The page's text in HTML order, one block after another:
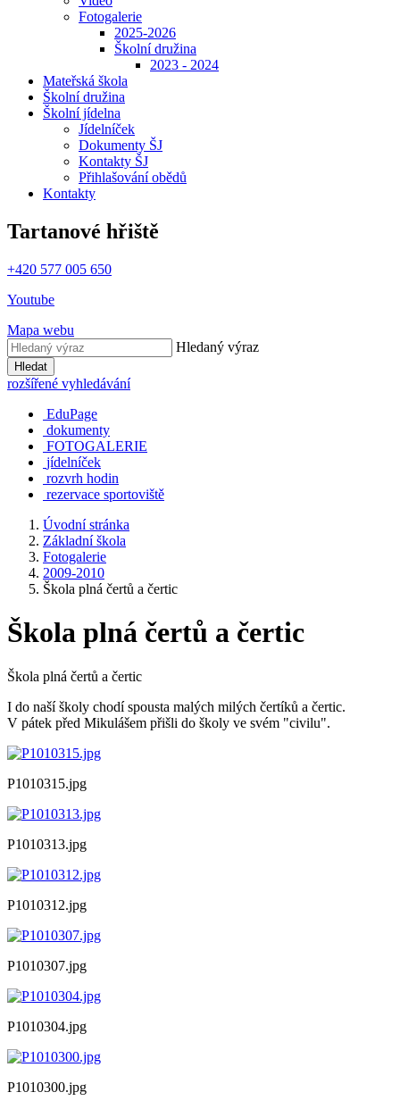
Fotogalerie
2025-2026
Školní družina
2023 - 2024
Mateřská škola
Školní družina
Školní jídelna
Jídelníček
Dokumenty ŠJ
Kontakty ŠJ
Přihlašování obědů
Kontakty
Tartanové hřiště
+420 577 005 650
Youtube
Mapa webu
Hledaný výraz
Hledat
rozšířené vyhledávání
EduPage
dokumenty
FOTOGALERIE
jídelníček
rozvrh hodin
rezervace sportoviště
Úvodní stránka
Základní škola
Fotogalerie
2009-2010
Škola plná čertů a čertic
Škola plná čertů a čertic
Škola plná čertů a čertic
I do naší školy chodí spousta malých milých čertíků a čertic.
V pátek před Mikulášem přišli do školy ve svém "civilu".
P1010315.jpg
P1010313.jpg
P1010312.jpg
P1010307.jpg
P1010304.jpg
P1010300.jpg